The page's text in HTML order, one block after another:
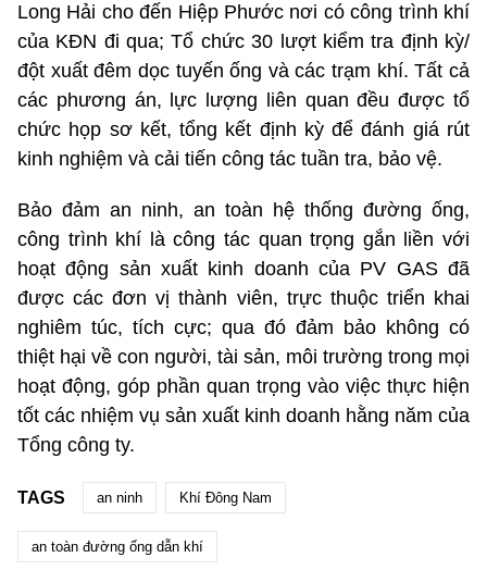
Long Hải cho đến Hiệp Phước nơi có công trình khí
của KĐN đi qua; Tổ chức 30 lượt kiểm tra định kỳ/
đột xuất đêm dọc tuyến ống và các trạm khí. Tất cả
các phương án, lực lượng liên quan đều được tổ
chức họp sơ kết, tổng kết định kỳ để đánh giá rút
kinh nghiệm và cải tiến công tác tuần tra, bảo vệ.
Bảo đảm an ninh, an toàn hệ thống đường ống,
công trình khí là công tác quan trọng gắn liền với
hoạt động sản xuất kinh doanh của PV GAS đã
được các đơn vị thành viên, trực thuộc triển khai
nghiêm túc, tích cực; qua đó đảm bảo không có
thiệt hại về con người, tài sản, môi trường trong mọi
hoạt động, góp phần quan trọng vào việc thực hiện
tốt các nhiệm vụ sản xuất kinh doanh hằng năm của
Tổng công ty.
TAGS an ninh Khí Đông Nam
an toàn đường ống dẫn khí